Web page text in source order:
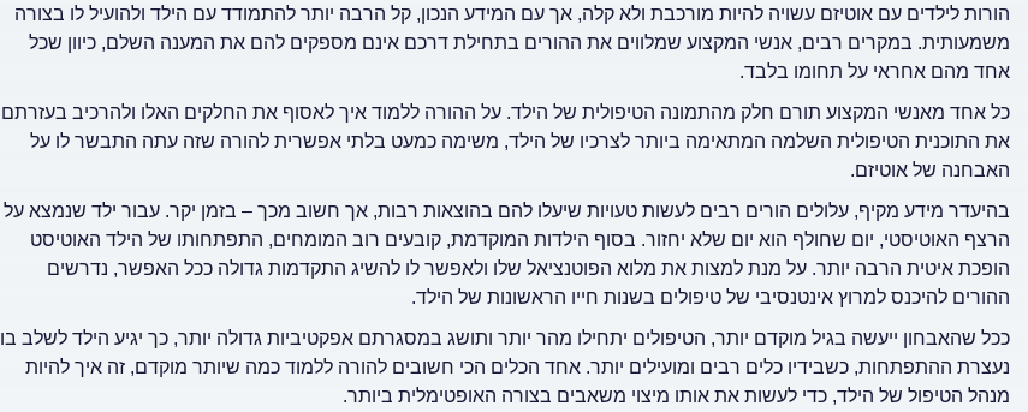
הורות לילדים עם אוטיזם עשויה להיות מורכבת ולא קלה, אך עם המידע הנכון, קל הרבה יותר להתמודד עם הילד ולהועיל לו בצורה
משמעותית. במקרים רבים, אנשי המקצוע שמלווים את ההורים בתחילת דרכם אינם מספקים להם את המענה השלם, כיוון שכל
אחד מהם אחראי על תחומו בלבד.
כל אחד מאנשי המקצוע תורם חלק מהתמונה הטיפולית של הילד. על ההורה ללמוד איך לאסוף את החלקים האלו ולהרכיב בעזרתם
את התוכנית הטיפולית השלמה המתאימה ביותר לצרכיו של הילד, משימה כמעט בלתי אפשרית להורה שזה עתה התבשר לו על
האבחנה של אוטיזם.
בהיעדר מידע מקיף, עלולים הורים רבים לעשות טעויות שיעלו להם בהוצאות רבות, אך חשוב מכך – בזמן יקר. עבור ילד שנמצא על
הרצף האוטיסטי, יום שחולף הוא יום שלא יחזור. בסוף הילדות המוקדמת, קובעים רוב המומחים, התפתחותו של הילד האוטיסט
הופכת איטית הרבה יותר. על מנת למצות את מלוא הפוטנציאל שלו ולאפשר לו להשיג התקדמות גדולה ככל האפשר, נדרשים
ההורים להיכנס למרוץ אינטנסיבי של טיפולים בשנות חייו הראשונות של הילד.
ככל שהאבחון ייעשה בגיל מוקדם יותר, הטיפולים יתחילו מהר יותר ותושג במסגרתם אפקטיביות גדולה יותר, כך יגיע הילד לשלב בו
נעצרת ההתפתחות, כשבידיו כלים רבים ומועילים יותר. אחד הכלים הכי חשובים להורה ללמוד כמה שיותר מוקדם, זה איך להיות
מנהל הטיפול של הילד, כדי לעשות את אותו מיצוי משאבים בצורה האופטימלית ביותר.